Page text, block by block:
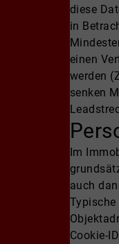
diese
in
einen
werden
senken
Im
auch
Cookie-